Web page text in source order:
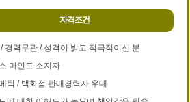
자격조건
경력무관 / 성격이 밝고 적극적이신 분
마인드 소지자
틱 / 백화점 판매경력자 우대